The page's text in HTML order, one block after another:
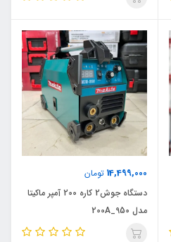
14,499,000 تومان
دستگاه جوش2 کاره 200 آمپر ماکیتا
مدل 200A_950